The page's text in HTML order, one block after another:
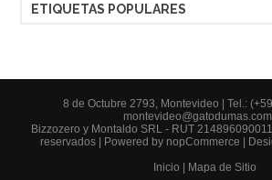
ETIQUETAS POPULARES
8 de Octubre 2793, Montevideo | Tel.:
Bizzozero y Montaldo SRL - RUT
reservados | Powered by nopCommerce |
Inicio
Mapa de Sitio